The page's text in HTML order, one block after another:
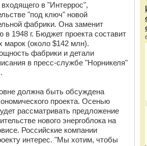
в "Интеррос",
"под ключ" новой
фабрики. Она заменит
в 1948 г. Бюджет проекта составит
марок (около $142 млн).
фабрики и детали
в пресс-службе "Норникеля"
должна быть обсуждена
проекта. Осенью
рассматривать предложение
нового энергоблока на
Российские компании
интерес. "Мы хотим, чтобы